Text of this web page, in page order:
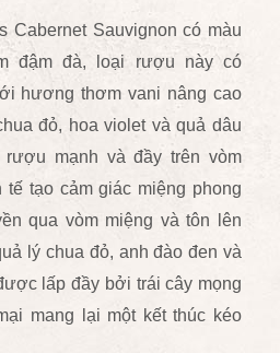
Cabernet Sauvignon có màu
đậm đà, loại rượu này có
hương thơm vani nâng cao
đỏ, hoa violet và quả dâu
mạnh và đầy trên vòm
tạo cảm giác miệng phong
qua vòm miệng và tôn lên
lý chua đỏ, anh đào đen và
lấp đầy bởi trái cây mọng
mang lại một kết thúc kéo